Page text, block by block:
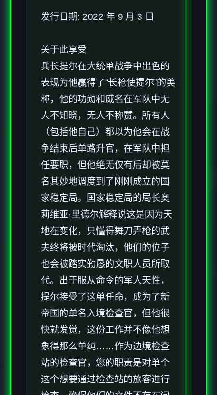
发行日期: 2022 年 9 月 3 日
关于此享受
兵长提尔在大统单战争中出色的
表现为他赢得了“长枪使提尔”的美
称，他的功勋和威名在军队中无
人不知晓，无人不称赞。所有人
（包括他自己）都以为他会在战
争结束后单路升官，在军队中担
任要职，但他绝无仅有后却被莫
名其妙地调度到了刚刚成立的国
家稳定局。国家稳定局的局长奥
莉维亚·里德尔解释说这是因为天
地在变化，只懂得舞刀弄枪的武
夫终将被时代淘汰，他们的位子
也会被踏实勤恳的文职人员所取
代。出于服从命令的军人天性，
提尔接受了这单任命，成为了新
帝国的单名入境检查官，但他很
快就发觉，这份工作并不像他想
象得那么单纯……作为边境检查
站的检查官，您的职责是对单个
这个想要通过检查站的旅客进行